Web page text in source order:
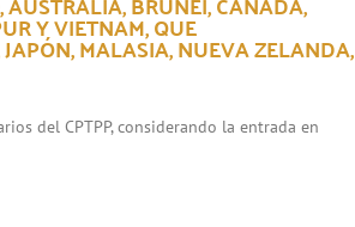
Y VIETNAM, QUE
MALASIA, NUEVA ZELANDA,
del CPTPP, considerando la entrada en